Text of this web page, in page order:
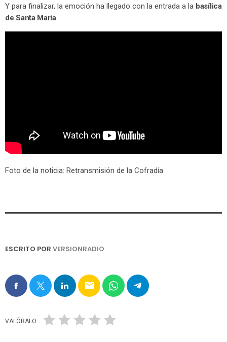
Y para finalizar, la emoción ha llegado con la entrada a la basílica
de Santa María.
Foto de la noticia: Retransmisión de la Cofradía
ESCRITO POR VERSIONRADIO
email
VALÓRALO